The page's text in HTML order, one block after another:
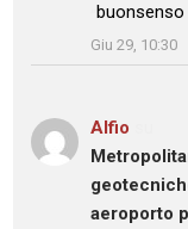
buonsenso
Giu 29, 10:30
Alfio
aeroporto